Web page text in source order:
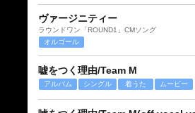
ヴァージニティー
ラウンドワン「ROUND1」CMソング
オルゴール
嘘をつく理由/Team M
アルバム シングル 着うた ムービー